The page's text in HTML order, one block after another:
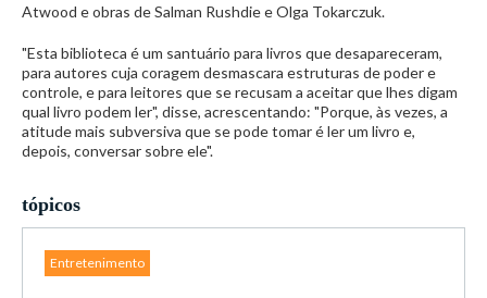
Atwood e obras de Salman Rushdie e Olga Tokarczuk.
"Esta biblioteca é um santuário para livros que desapareceram,
para autores cuja coragem desmascara estruturas de poder e
controle, e para leitores que se recusam a aceitar que lhes digam
qual livro podem ler", disse, acrescentando: "Porque, às vezes, a
atitude mais subversiva que se pode tomar é ler um livro e,
depois, conversar sobre ele".
tópicos
Entretenimento